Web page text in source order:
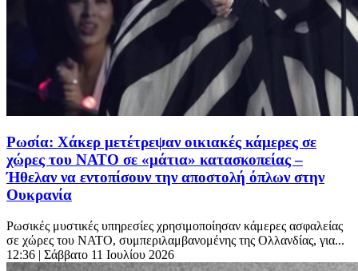
Ρωσία: Χάκερ μετέτρεψαν οικιακές κάμερες σε
χώρες του ΝΑΤΟ σε «μάτια» κατασκοπείας –
Ήθελαν να εντοπίσουν την αποστολή όπλων στην
Ουκρανία
Ρωσικές μυστικές υπηρεσίες χρησιμοποίησαν κάμερες ασφαλείας
σε χώρες του ΝΑΤΟ, συμπεριλαμβανομένης της Ολλανδίας, για...
12:36 | Σάββατο 11 Ιουλίου 2026